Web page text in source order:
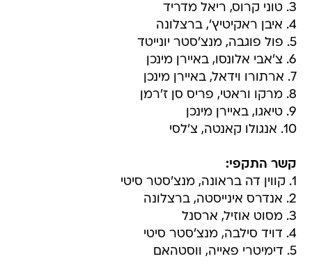
3. טוני קרוס, ריאל מדריד
4. איבן ראקיטיץ', ברצלונה
5. פול פוגבה, מנצ'סטר יונייטד
6. צ'אבי אלונסו, באיירן מינכן
7. ארתורו וידאל, באיירן מינכן
8. מרקו וראטי, פריס סן ז'רמן
9. טיאגו, באיירן מינכן
10. אנגולו קאנטה, צ'לסי
קשר התקפי:
1. קווין דה בראונה, מנצ'סטר סיטי
2. אנדרס אינייסטה, ברצלונה
3. מסוט אוזיל, ארסנל
4. דויד סילבה, מנצ'סטר סיטי
5. דימיטרי פאייה, ווסטהאם